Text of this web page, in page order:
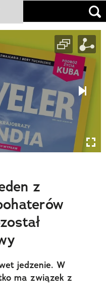
z
jedzenie. W
ma związek z